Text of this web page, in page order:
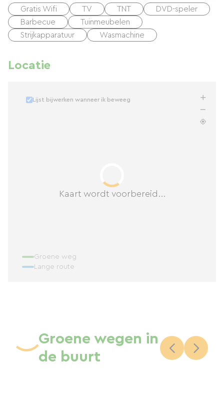
Gratis Wifi TV TNT
DVD-speler
Barbecue
Tuinmeubelen
Strijkapparatuur
Wasmachine
Locatie
Kaart wordt voorbereid...
Lijst bijwerken wanneer ik beweeg
Groene weg
Lange route
Groene wegen in
de buurt